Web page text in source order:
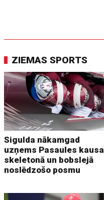
ZIEMAS SPORTS
Sigulda nākamgad
uzņems Pasaules kausa
skeletonā un bobslejā
noslēdzošo posmu